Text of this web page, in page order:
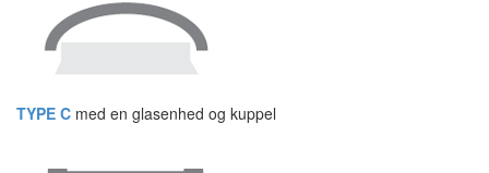
TYPE C med en glasenhed og kuppel